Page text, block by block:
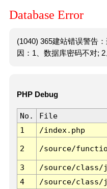
Database Error
(1040) 365建站错误警告
因：1、数据库密码不对; 2
PHP Debug
No. File
1
/index.php
2 /source/
3 /source/class/
4
/source/class/